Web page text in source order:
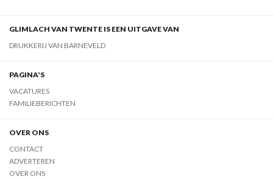
GLIMLACH VAN TWENTE IS EEN UITGAVE VAN
DRUKKERIJ VAN BARNEVELD
PAGINA'S
VACATURES
FAMILIEBERICHTEN
OVER ONS
CONTACT
ADVERTEREN
OVER ONS